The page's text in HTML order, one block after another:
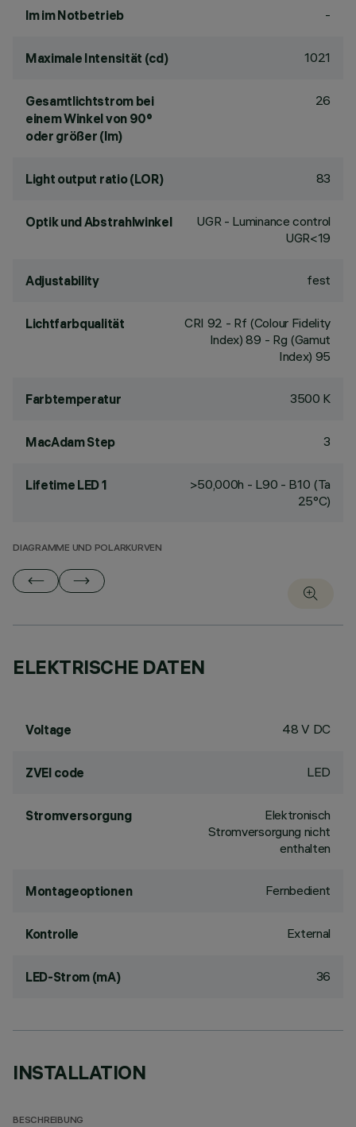
lm im Notbetrieb -
Maximale Intensität (cd) 1021
Gesamtlichtstrom bei
einem Winkel von 90°
oder größer (lm)
26
Light output ratio (LOR) 83
Optik und Abstrahlwinkel
UGR - Luminance control
UGR<19
Adjustability fest
Lichtfarbqualität CRI 92 - Rf (Colour Fidelity
Index) 89 - Rg (Gamut
Index) 95
Farbtemperatur 3500 K
MacAdam Step 3
Lifetime LED 1
>50,000h - L90 - B10 (Ta
25°C)
DIAGRAMME UND POLARKURVEN
ELEKTRISCHE DATEN
Voltage 48 V DC
ZVEI code LED
Stromversorgung
Elektronisch
Stromversorgung nicht
enthalten
Montageoptionen Fernbedient
Kontrolle External
LED-Strom (mA) 36
INSTALLATION
BESCHREIBUNG